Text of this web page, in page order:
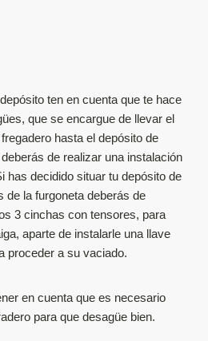
ten en cuenta que te hace
que se encargue de llevar el
hasta el depósito de
de realizar una instalación
has decidido situar tu depósito de
de la furgoneta deberás de
3 cinchas con tensores, para
aparte de instalarle una llave
proceder a su vaciado.
en cuenta que es necesario
para que desagüe bien.